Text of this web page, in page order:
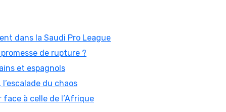
dans la Saudi Pro League
de rupture ?
et espagnols
du chaos
face à celle de l’Afrique